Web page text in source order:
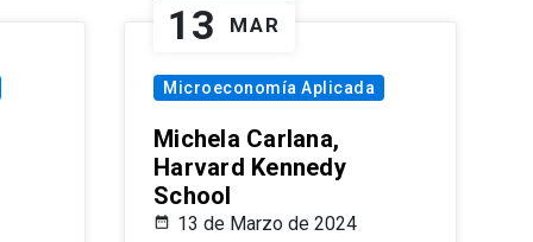
13 MAR
Microeconomía Aplicada
Michela Carlana,
Harvard Kennedy
School
13 de Marzo de 2024